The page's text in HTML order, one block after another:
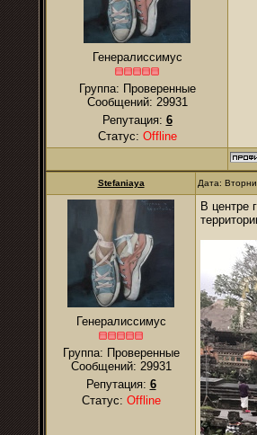
Генералиссимус
Группа: Проверенные
Сообщений: 29931
Репутация: 6
Статус: Offline
Stefaniaya Дата:
Генералиссимус
Группа: Проверенные
Сообщений: 29931
Репутация: 6
Статус: Offline
В центре